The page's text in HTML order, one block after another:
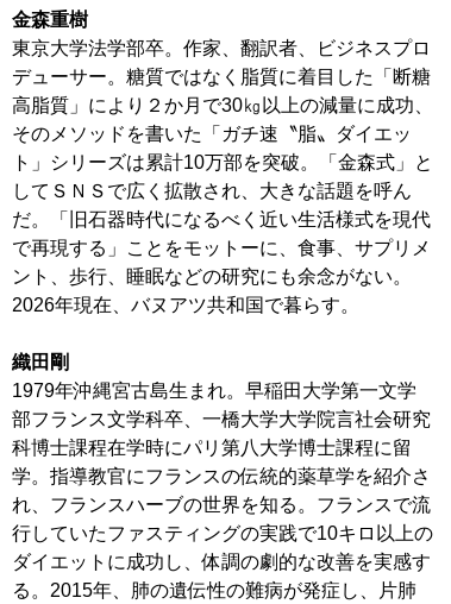
金森重樹
東京大学法学部卒。作家、翻訳者、ビジネスプロ
デューサー。糖質ではなく脂質に着目した「断糖
高脂質」により２か月で30㎏以上の減量に成功、
そのメソッドを書いた「ガチ速〝脂〟ダイエッ
ト」シリーズは累計10万部を突破。「金森式」と
してＳＮＳで広く拡散され、大きな話題を呼ん
だ。「旧石器時代になるべく近い生活様式を現代
で再現する」ことをモットーに、食事、サプリメ
ント、歩行、睡眠などの研究にも余念がない。
2026年現在、バヌアツ共和国で暮らす。
織田剛
1979年沖縄宮古島生まれ。早稲田大学第一文学
部フランス文学科卒、一橋大学大学院言社会研究
科博士課程在学時にパリ第八大学博士課程に留
学。指導教官にフランスの伝統的薬草学を紹介さ
れ、フランスハーブの世界を知る。フランスで流
行していたファスティングの実践で10キロ以上の
ダイエットに成功し、体調の劇的な改善を実感す
る。2015年、肺の遺伝性の難病が発症し、片肺